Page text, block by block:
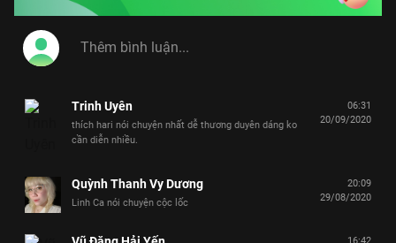
Trinh Uyên
thích hari nói chuyện nhất dễ thương duyên dáng ko
cần diễn nhiều.
06:31
20/09/2020
Quỳnh Thanh Vy Dương
Linh Ca nói chuyện cộc lốc
20:09
29/08/2020
16:42